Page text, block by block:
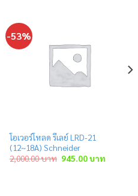
-53%
โอเวอร์โหลด รีเลย์ LRD-21
(12~18A) Schneider
2,000.00บาท Original
price
945.00บาทCurrent
price